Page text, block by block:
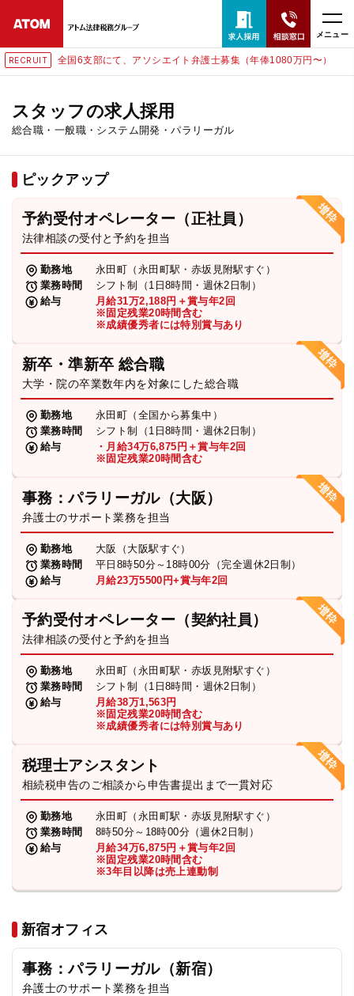
メニュー
全国6支部にて、アソシエイト弁護士募集（年俸1080万円〜）
スタッフの求人採用
総合職・一般職・システム開発・パラリーガル
ピックアップ
予約受付オペレーター（正社員）
法律相談の受付と予約を担当
勤務地
永田町（永田町駅・赤坂見附駅すぐ）
業務時間
シフト制（1日8時間・週休2日制）
給与
月給31万2,188円＋賞与年2回
※固定残業20時間含む
※成績優秀者には特別賞与あり
新卒・準新卒 総合職
大学・院の卒業数年内を対象にした総合職
勤務地
永田町（全国から募集中）
業務時間
シフト制（1日8時間・週休2日制）
給与
・月給34万6,875円＋賞与年2回
※固定残業20時間含む
事務：パラリーガル（大阪）
弁護士のサポート業務を担当
勤務地
大阪（大阪駅すぐ）
業務時間
平日8時50分～18時00分（完全週休2日制）
給与
月給23万5500円+賞与年2回
予約受付オペレーター（契約社員）
法律相談の受付と予約を担当
勤務地
永田町（永田町駅・赤坂見附駅すぐ）
業務時間
シフト制（1日8時間・週休2日制）
給与
月給38万1,563円
※固定残業20時間含む
※成績優秀者には特別賞与あり
税理士アシスタント
相続税申告のご相談から申告書提出まで一貫対応
勤務地
永田町（永田町駅・赤坂見附駅すぐ）
業務時間
8時50分～18時00分（週休2日制）
給与
月給34万6,875円＋賞与年2回
※固定残業20時間含む
※3年目以降は売上連動制
新宿オフィス
事務：パラリーガル（新宿）
弁護士のサポート業務を担当
24時間365日全国対応
無料相談窓口はこちら
ホーム
取扱分野
解決実績
弁護士・税理士
費用
求人採用
お知らせ
特設サイト
相談先情報サイト
プライバシーポリシー
TikTok受賞 定義集 動画集